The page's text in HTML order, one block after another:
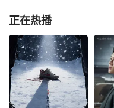
正在热播